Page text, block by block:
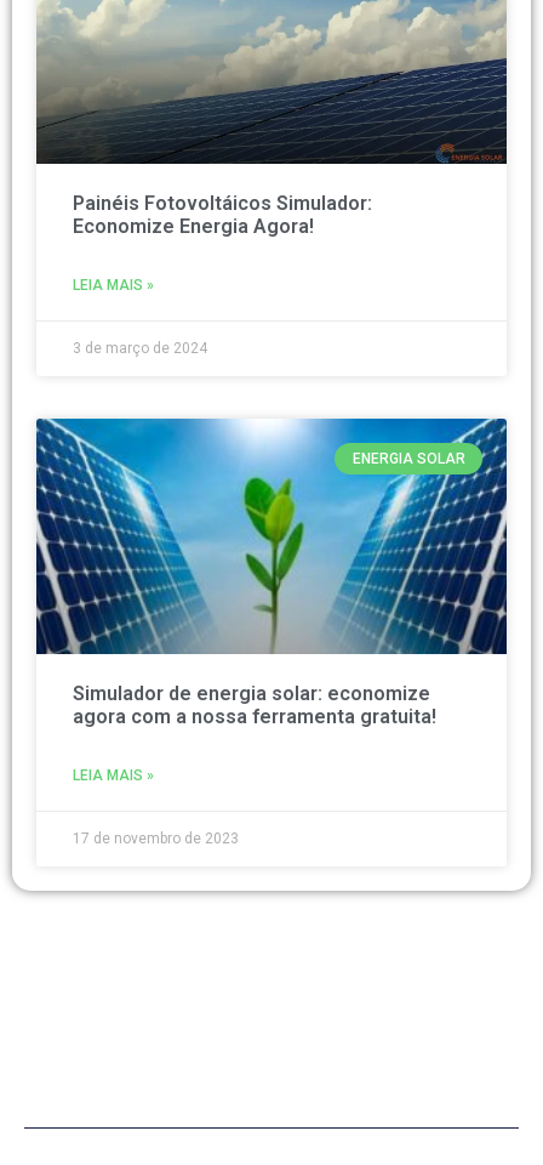
Painéis Fotovoltáicos Simulador:
Economize Energia Agora!
LEIA MAIS »
3 de março de 2024
ENERGIA SOLAR
Simulador de energia solar: economize
agora com a nossa ferramenta gratuita!
LEIA MAIS »
17 de novembro de 2023